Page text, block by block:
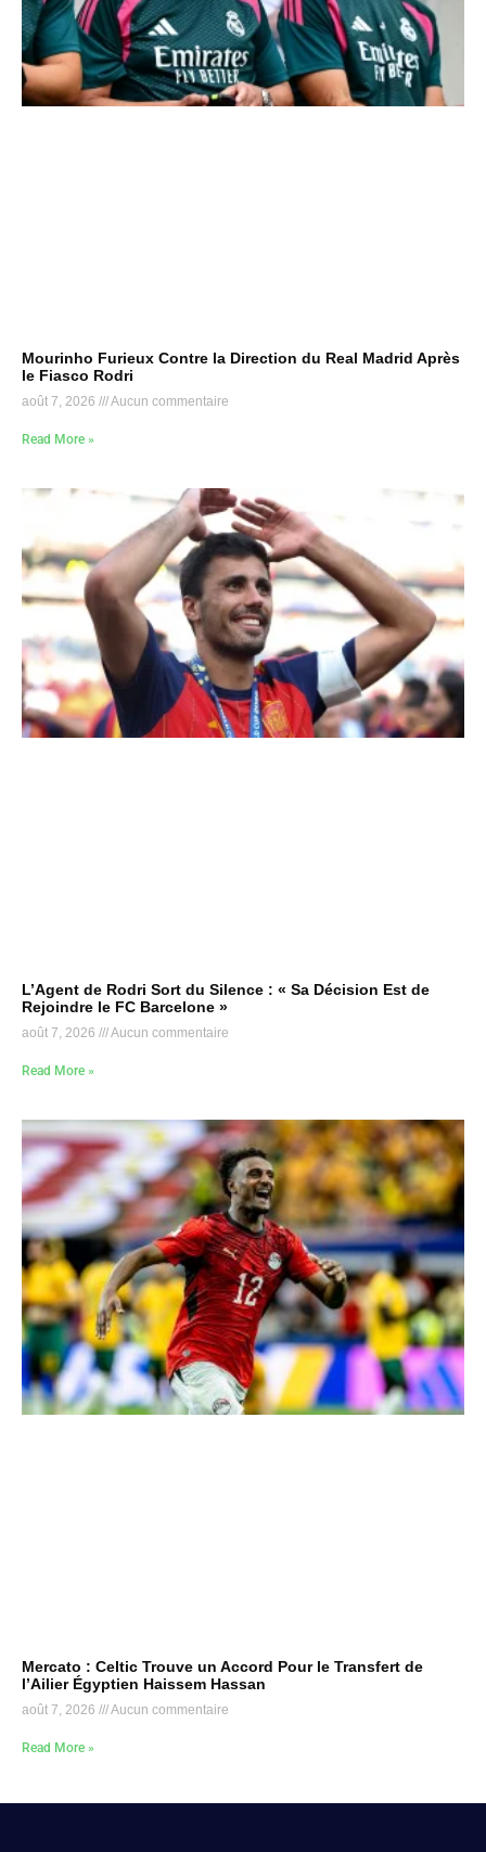
Mourinho Furieux Contre la Direction du Real Madrid Après
le Fiasco Rodri
août 7, 2026 Aucun commentaire
Read More »
L’Agent de Rodri Sort du Silence : « Sa Décision Est de
Rejoindre le FC Barcelone »
août 7, 2026 Aucun commentaire
Read More »
Mercato : Celtic Trouve un Accord Pour le Transfert de
l’Ailier Égyptien Haissem Hassan
août 7, 2026 Aucun commentaire
Read More »